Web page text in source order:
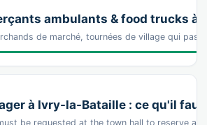
ambulants & food trucks à
de marché, tournées de village qui
à Ivry-la-Bataille : ce qu'il
be requested at the town hall to reserve a